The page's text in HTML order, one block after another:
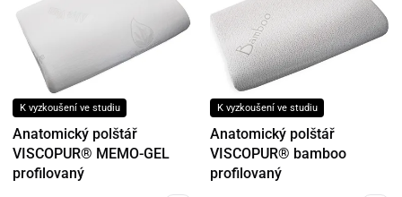
K vyzkoušení ve studiu
Anatomický polštář
VISCOPUR® MEMO-GEL
profilovaný
K vyzkoušení ve studiu
Anatomický polštář
VISCOPUR® bamboo
profilovaný